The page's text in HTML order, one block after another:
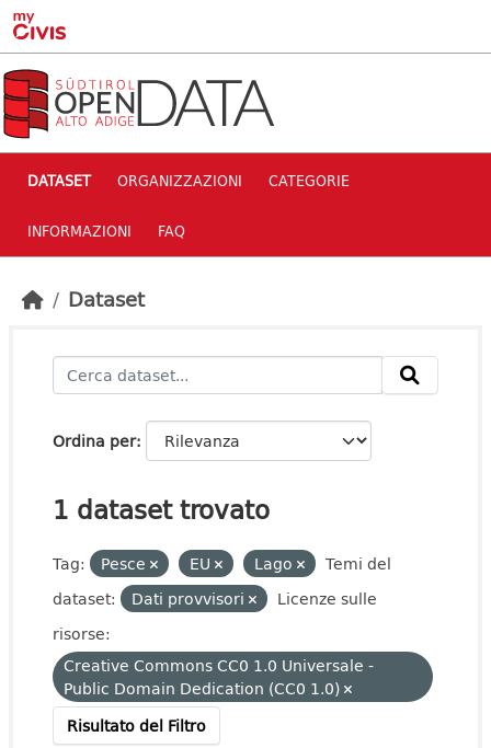
Skip to main content
DATASET ORGANIZZAZIONI CATEGORIE
INFORMAZIONI FAQ
Dataset
Ordina per
1 dataset trovato
Tag: Pesce EU Lago
Temi del
dataset:
Dati provvisori
Licenze sulle
risorse:
Creative Commons CC0 1.0 Universale -
Public Domain Dedication (CC0 1.0)
Risultato del Filtro